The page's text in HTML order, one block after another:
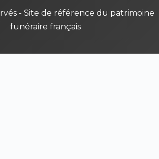
- Site de référence du patrimoine
funéraire français